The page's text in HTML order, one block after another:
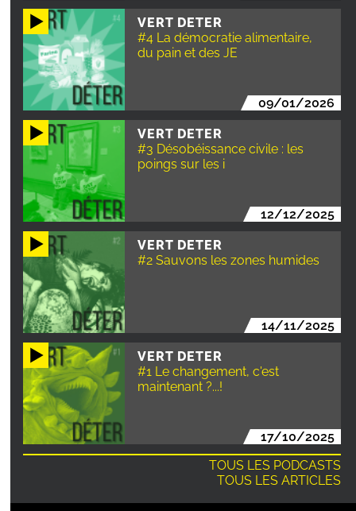
VERT DETER
#4 La démocratie alimentaire,
du pain et des JE
09/01/2026
VERT DETER
#3 Désobéissance civile : les
poings sur les i
12/12/2025
VERT DETER
#2 Sauvons les zones humides
14/11/2025
VERT DETER
#1 Le changement, c'est
maintenant ?...!
17/10/2025
TOUS LES PODCASTS
TOUS LES ARTICLES